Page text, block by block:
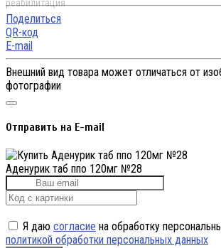
Поделиться
QR-код
E-mail
Внешний вид товара может отличаться от
фотографии
Отправить на E-mail
Аденурик таб ппо 120мг №28
Я даю согласие на обработку
политикой обработки персональных данных